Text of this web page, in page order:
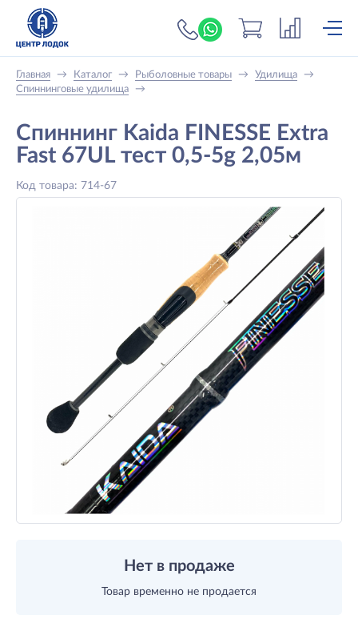
+7 (919) 698-56-
Главная → Каталог → Рыболовные товары → Удилища
→
Спиннинговые удилища
→
Спиннинг Kaida FINESSE Extra
Fast 67UL тест 0,5-5g 2,05м
Код товара: 714-67
Нет в продаже
Товар временно не продается